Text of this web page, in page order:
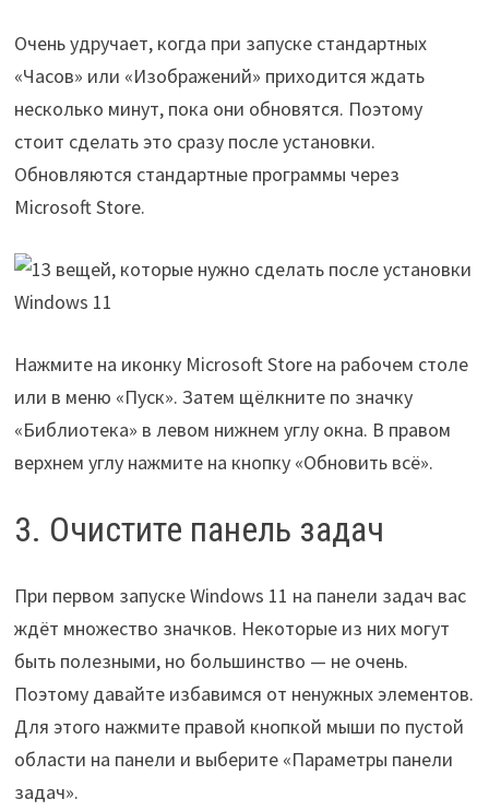
Очень удручает, когда при запуске стандартных
«Часов» или «Изображений» приходится ждать
несколько минут, пока они обновятся. Поэтому
стоит сделать это сразу после установки.
Обновляются стандартные программы через
Microsoft Store.
Нажмите на иконку Microsoft Store на рабочем столе
или в меню «Пуск». Затем щёлкните по значку
«Библиотека» в левом нижнем углу окна. В правом
верхнем углу нажмите на кнопку «Обновить всё».
3. Очистите панель задач
При первом запуске Windows 11 на панели задач вас
ждёт множество значков. Некоторые из них могут
быть полезными, но большинство — не очень.
Поэтому давайте избавимся от ненужных элементов.
Для этого нажмите правой кнопкой мыши по пустой
области на панели и выберите «Параметры панели
задач».